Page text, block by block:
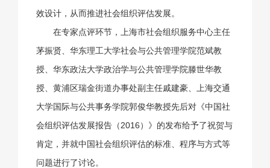
效设计，从而推进社会组织评估发展。
在专家点评环节，上海市社会组织服务中心主任
茅振贤、华东理工大学社会与公共管理学院范斌教
授、华东政法大学政治学与公共管理学院滕世华教
授、黄浦区瑞金街道办事处副主任戚建豪、上海交通
大学国际与公共事务学院郭俊华教授先后对《中国社
会组织评估发展报告（2016）》的发布给予了祝贺与
肯定，并就中国社会组织评估的标准、程序与方式等
问题进行了讨论。